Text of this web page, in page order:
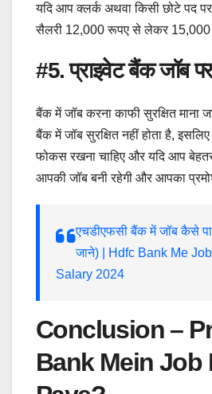
यदि आप क्लर्क अथवा किसी छोटे पद
सैलरी 12,000 रूपए से लेकर 15,000
#5. प्राइवेट बैंक जॉब
बैंक में जॉब करना काफी सुरक्षित माना
बैंक में जॉब सुरक्षित नहीं होता है,
फोकस रखना चाहिए और यदि आप
आपकी जॉब बनी रहेगी और आपका
एचडीएफसी बैंक में जॉब कैसे
जाने) | Hdfc Bank Me
Salary 2024
Conclusion –
Bank Mein Job